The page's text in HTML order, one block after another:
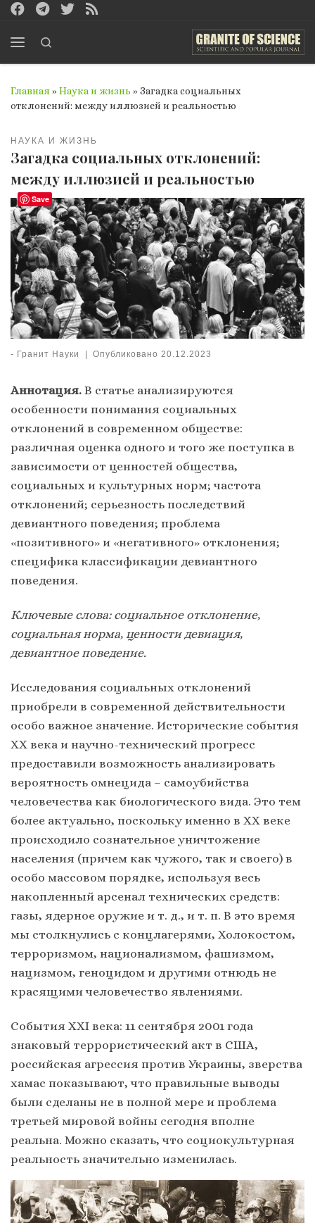
Перейти к содержимому
Главная » Наука и жизнь » Загадка социальных
отклонений: между иллюзией и реальностью
НАУКА И ЖИЗНЬ
Загадка социальных отклонений:
между иллюзией и реальностью
- Гранит Науки | Опубликовано 20.12.2023
Аннотация. В статье анализируются
особенности понимания социальных
отклонений в современном обществе:
различная оценка одного и того же поступка в
зависимости от ценностей общества,
социальных и культурных норм; частота
отклонений; серьезность последствий
девиантного поведения; проблема
«позитивного» и «негативного» отклонения;
специфика классификации девиантного
поведения.
Ключевые слова: социальное отклонение,
социальная норма, ценности девиация,
девиантное поведение.
Исследования социальных отклонений
приобрели в современной действительности
особо важное значение. Исторические события
ХХ века и научно-технический прогресс
предоставили возможность анализировать
вероятность омнецида – самоубийства
человечества как биологического вида. Это тем
более актуально, поскольку именно в ХХ веке
происходило сознательное уничтожение
населения (причем как чужого, так и своего) в
особо массовом порядке, используя весь
накопленный арсенал технических средств:
газы, ядерное оружие и т. д., и т. п. В это время
мы столкнулись с концлагерями, Холокостом,
терроризмом, национализмом, фашизмом,
нацизмом, геноцидом и другими отнюдь не
красящими человечество явлениями.
События XXI века: 11 сентября 2001 года
знаковый террористический акт в США,
российская агрессия против Украины, зверства
хамас показывают, что правильные выводы
были сделаны не в полной мере и проблема
третьей мировой войны сегодня вполне
реальна. Можно сказать, что социокультурная
реальность значительно изменилась.
Save